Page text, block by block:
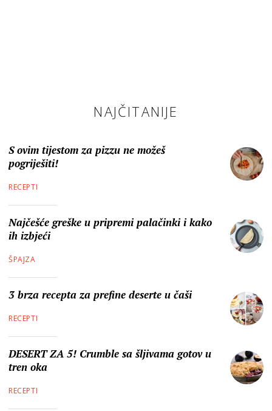
NAJČITANIJE
S ovim tijestom za pizzu ne možeš
pogriješiti!
RECEPTI
Najčešće greške u pripremi palačinki i kako
ih izbjeći
ŠPAJZA
3 brza recepta za prefine deserte u čaši
RECEPTI
DESERT ZA 5! Crumble sa šljivama gotov u
tren oka
RECEPTI